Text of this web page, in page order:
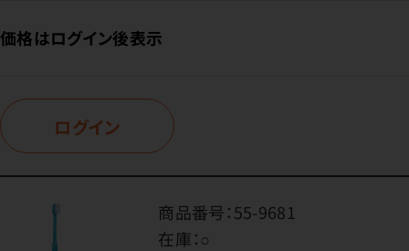
価格はログイン後表示
ログイン
商品番号：55-9681
在庫：○